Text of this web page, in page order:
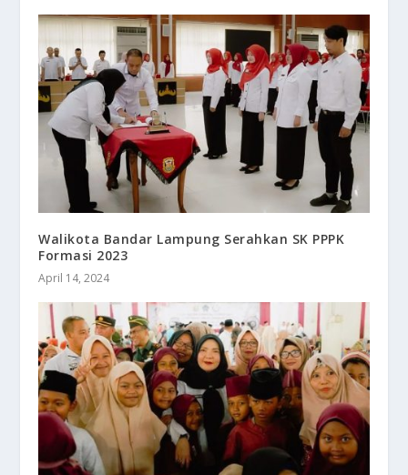
Walikota Bandar Lampung Serahkan SK PPPK
Formasi 2023
April 14, 2024